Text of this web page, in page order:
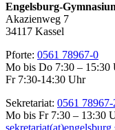
Engelsburg-
Akazienweg 7
34117 Kassel
Pforte: 0561 78967-0
Mo bis Do 7:30 – 15:30
Fr 7:30-14:30 Uhr
Sekretariat: 0561 78967-
Mo bis Fr 7:30 – 13:30